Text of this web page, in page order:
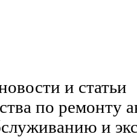
и статьи
по ремонту
и